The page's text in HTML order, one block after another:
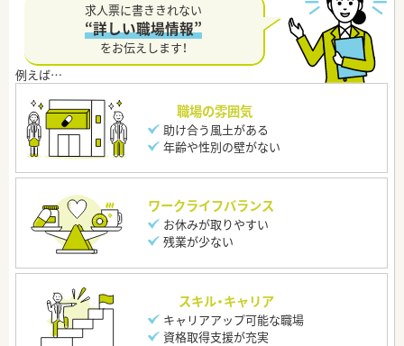
求人票に書ききれない
“詳しい職場情報”
をお伝えします！
職場の雰囲気
助け合う風土がある
年齢や性別の壁がない
ワークライフバランス
お休みが取りやすい
残業が少ない
スキル・キャリア
キャリアアップ可能な職場
資格取得支援が充実